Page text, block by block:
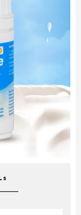
物车结算
乳糖酶胶囊 100
消化不良
维码
物车结算
存33
继续添加